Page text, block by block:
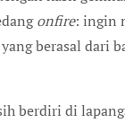
onfire: ingin
berasal dari
berdiri di